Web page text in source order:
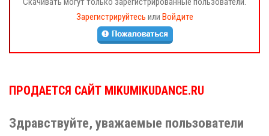
Зарегистрируйтесь или Войдите
ПРОДАЕТСЯ САЙТ MIKUMIKUDANCE.RU
Здравствуйте, уважаемые пользователи